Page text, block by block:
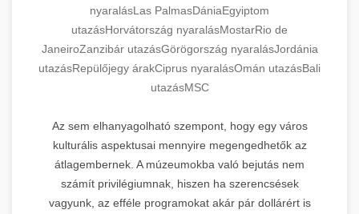
nyaralásLas PalmasDániaEgyiptom
utazásHorvátország nyaralásMostarRio de
JaneiroZanzibár utazásGörögország nyaralásJordánia
utazásRepülőjegy árakCiprus nyaralásOmán utazásBali
utazásMSC
Az sem elhanyagolható szempont, hogy egy város
kulturális aspektusai mennyire megengedhetők az
átlagembernek. A múzeumokba való bejutás nem
számít privilégiumnak, hiszen ha szerencsések
vagyunk, az efféle programokat akár pár dollárért is